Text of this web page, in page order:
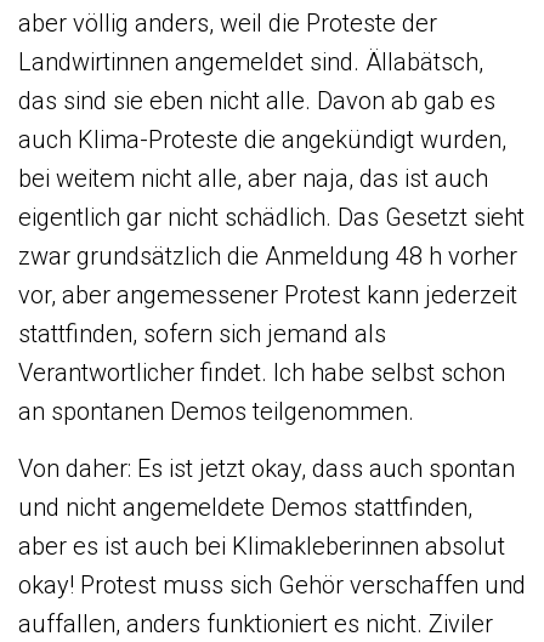
aber völlig anders, weil die Proteste der
Landwirtinnen angemeldet sind. Ällabätsch,
das sind sie eben nicht alle. Davon ab gab es
auch Klima-Proteste die angekündigt wurden,
bei weitem nicht alle, aber naja, das ist auch
eigentlich gar nicht schädlich. Das Gesetzt sieht
zwar grundsätzlich die Anmeldung 48 h vorher
vor, aber angemessener Protest kann jederzeit
stattfinden, sofern sich jemand als
Verantwortlicher findet. Ich habe selbst schon
an spontanen Demos teilgenommen.
Von daher: Es ist jetzt okay, dass auch spontan
und nicht angemeldete Demos stattfinden,
aber es ist auch bei Klimakleberinnen absolut
okay! Protest muss sich Gehör verschaffen und
auffallen, anders funktioniert es nicht. Ziviler